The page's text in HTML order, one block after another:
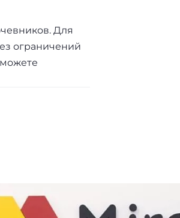
Для
ограничений